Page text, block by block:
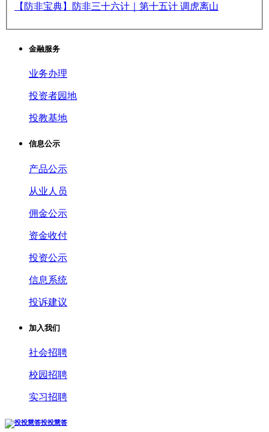
【防非宝典】防非三十六计｜第十五计 调虎离山
金融服务
业务办理
投资者园地
投教基地
信息公示
产品公示
从业人员
佣金公示
资金收付
投资公示
信息系统
投诉建议
加入我们
社会招聘
校园招聘
实习招聘
投投慧答